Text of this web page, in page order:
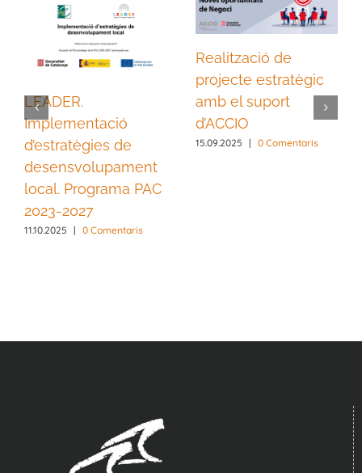
LEADER.
Implementació
d’estratègies de
desensvolupament
local. Programa PAC
2023-2027
11.10.2025 | 0 Comentaris
Realització de
projecte estratègic
amb el suport
d’ACCIO
15.09.2025 | 0 Comentaris